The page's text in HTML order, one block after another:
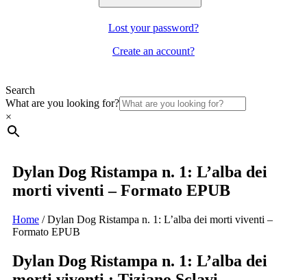
Lost your password?
Create an account?
Search
What are you looking for?
×
Dylan Dog Ristampa n. 1: L’alba dei
morti viventi – Formato EPUB
Home /Dylan Dog Ristampa n. 1: L’alba dei morti viventi –
Formato EPUB
Dylan Dog Ristampa n. 1: L’alba dei